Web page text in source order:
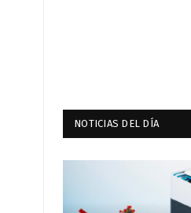
NOTICIAS DEL DÍA